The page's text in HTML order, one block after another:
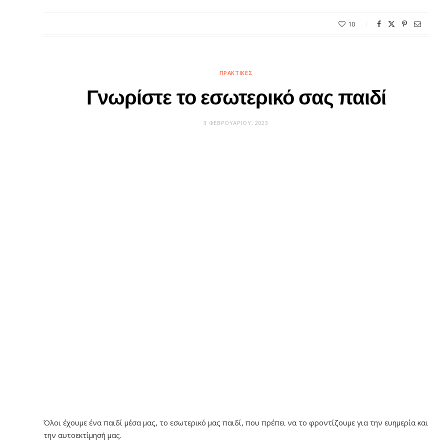
10
ΠΡΑΚΤΙΚΈΣ
Γνωρίστε το εσωτερικό σας παιδί
3 ΦΕΒΡΟΥΑΡΊΟΥ, 2023
Όλοι έχουμε ένα παιδί μέσα μας, το εσωτερικό μας παιδί, που πρέπει να το φροντίζουμε για την ευημερία και
την αυτοεκτίμησή μας.